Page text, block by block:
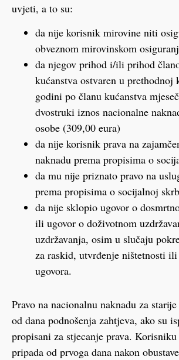
uvjeti, a to su:
da nije korisnik mirovine niti
obveznom mirovinskom
da njegov prihod i/ili prihod
kućanstva ostvaren u prethodnoj
godini po članu kućanstva
dvostruki iznos nacionalne
osobe (309,00 eura)
da nije korisnik prava na
naknadu prema propisima o
da mu nije priznato pravo na
prema propisima o socijalnoj
da nije sklopio ugovor o
ili ugovor o doživotnom
uzdržavanja, osim u slučaju
za raskid, utvrđenje ništetnosti
ugovora.
Pravo na nacionalnu naknadu za
od dana podnošenja zahtjeva, ako su
propisani za stjecanje prava.
pripada od prvoga dana nakon